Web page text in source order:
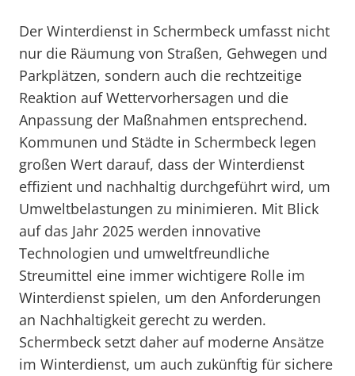
Der Winterdienst in Schermbeck umfasst nicht
nur die Räumung von Straßen, Gehwegen und
Parkplätzen, sondern auch die rechtzeitige
Reaktion auf Wettervorhersagen und die
Anpassung der Maßnahmen entsprechend.
Kommunen und Städte in Schermbeck legen
großen Wert darauf, dass der Winterdienst
effizient und nachhaltig durchgeführt wird, um
Umweltbelastungen zu minimieren. Mit Blick
auf das Jahr 2025 werden innovative
Technologien und umweltfreundliche
Streumittel eine immer wichtigere Rolle im
Winterdienst spielen, um den Anforderungen
an Nachhaltigkeit gerecht zu werden.
Schermbeck setzt daher auf moderne Ansätze
im Winterdienst, um auch zukünftig für sichere